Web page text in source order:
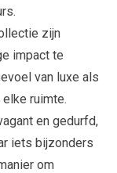
zijn
impact te
van luxe als
ruimte.
en gedurfd,
iets bijzonders
om